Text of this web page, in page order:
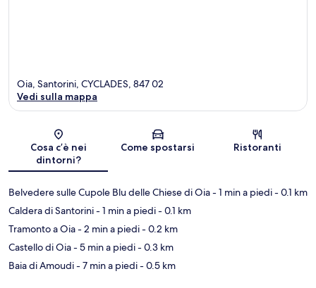
Mappa
Oia, Santorini, CYCLADES, 847 02
Vedi sulla mappa
Cosa c’è nei
dintorni?
Come spostarsi Ristoranti
Belvedere sulle Cupole Blu delle Chiese di Oia- 1 min a piedi- 0.1 km
Caldera di Santorini- 1 min a piedi- 0.1 km
Tramonto a Oia- 2 min a piedi- 0.2 km
Castello di Oia- 5 min a piedi- 0.3 km
Baia di Amoudi- 7 min a piedi- 0.5 km